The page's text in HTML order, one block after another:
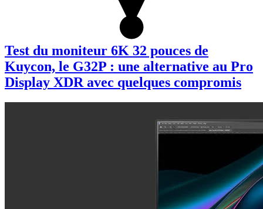
Test du moniteur 6K 32 pouces de
Kuycon, le G32P : une alternative au Pro
Display XDR avec quelques compromis